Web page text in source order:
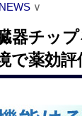
∨
器チッ
で薬効評